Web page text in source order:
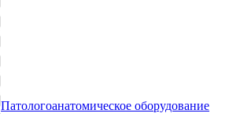
Патологоанатомическое оборудование